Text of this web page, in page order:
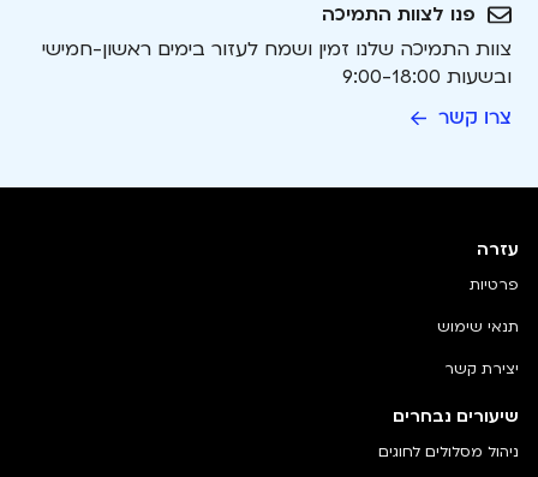
פנו לצוות התמיכה
צוות התמיכה שלנו זמין ושמח לעזור בימים ראשון-חמישי
ובשעות 9:00-18:00
צרו קשר
שיעורים נבחרים
ניהול מסלולים לחוגים
עזרה
פרטיות
תנאי שימוש
יצירת קשר